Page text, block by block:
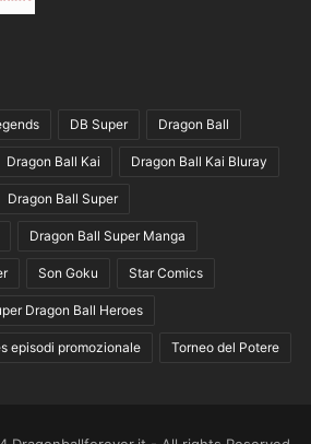
DB Super Dragon Ball
Dragon Ball Kai Dragon Ball Kai Bluray
Dragon Ball Super
Dragon Ball Super Manga
Son Goku Star Comics
Dragon Ball Heroes
episodi promozionale Torneo del Potere